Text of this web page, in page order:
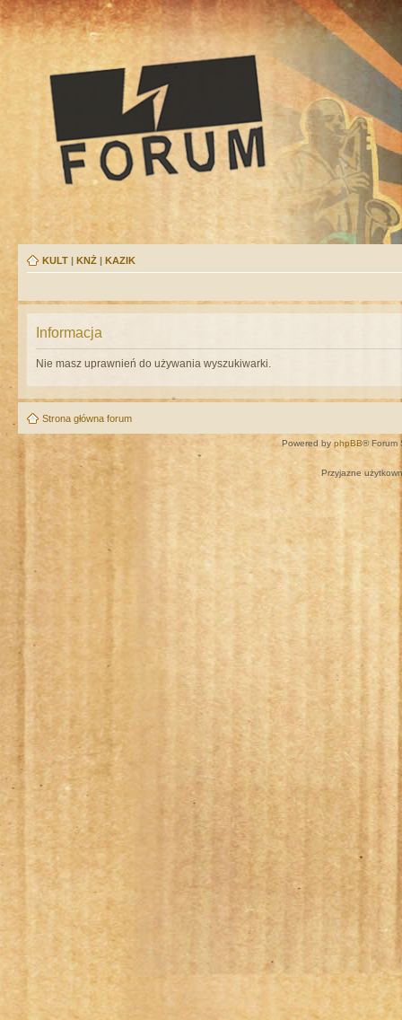
KULT | KNŻ | KAZIK
Informacja
Nie masz uprawnień do używania wyszukiwarki.
Strona główna forum
Powered by phpBB® Forum
Przyjazne